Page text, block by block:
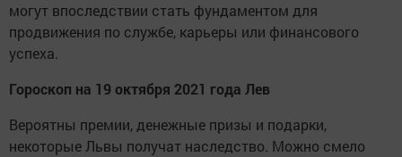
могут впоследствии стать фундаментом для
продвижения по службе, карьеры или финансового
успеха.
Гороскоп на 19 октября 2021 года Лев
Вероятны премии, денежные призы и подарки,
некоторые Львы получат наследство. Можно смело